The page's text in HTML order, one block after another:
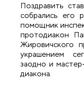
Поздравить
собрались его
помощник
протодиакон
Жировичского
украшением
заодно и
диакона.